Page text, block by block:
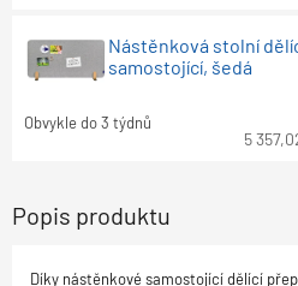
Nástěnková stolní
samostojící, šedá
Obvykle do 3 týdnů
5
Popis produktu
Díky nástěnkové samostojící dělící